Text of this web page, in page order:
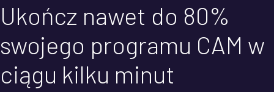
Ukończ nawet do 80%
swojego programu CAM w
ciągu kilku minut